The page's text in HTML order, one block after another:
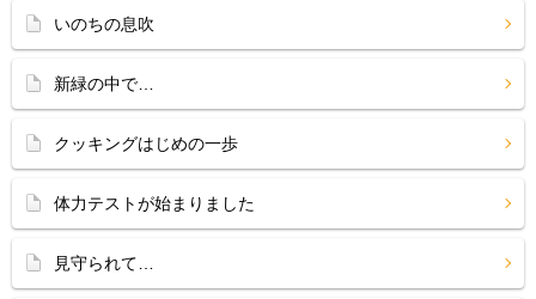
いのちの息吹
新緑の中で…
クッキングはじめの一歩
体力テストが始まりました
見守られて…